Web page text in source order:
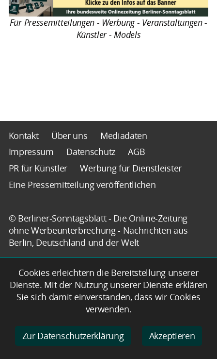
Für Pressemitteilungen - Werbung - Veranstaltungen -
Künstler - Models
Kontakt Über uns
Mediadaten
Impressum
Datenschutz
AGB
PR für Künstler
Werbung für Dienstleister
Eine Pressemitteilung veröffentlichen
© Berliner-Sonntagsblatt - Die Online-Zeitung
ohne Werbeunterbrechung - Nachrichten aus
Berlin, Deutschland und der Welt
Cookies erleichtern die Bereitstellung unserer
Dienste. Mit der Nutzung unserer Dienste erklären
Sie sich damit einverstanden, dass wir Cookies
verwenden.
Zur Datenschutzerklärung Akzeptieren